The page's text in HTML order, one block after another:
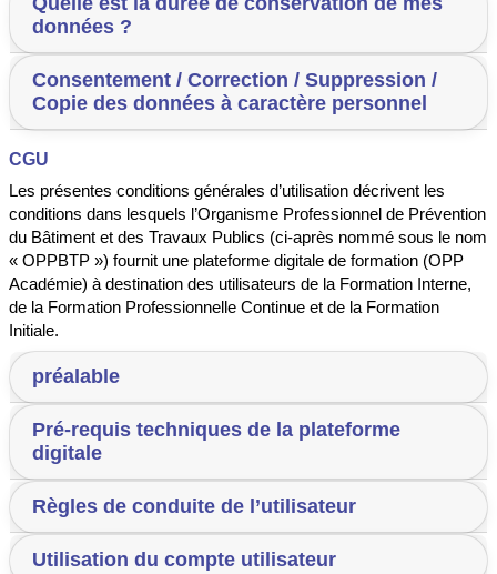
données ?
Consentement / Correction / Suppression /
Copie des données à caractère personnel
CGU
Les présentes conditions générales d’utilisation décrivent les
conditions dans lesquels l’Organisme Professionnel de Prévention
du Bâtiment et des Travaux Publics (ci-après nommé sous le nom
« OPPBTP ») fournit une plateforme digitale de formation (OPP
Académie) à destination des utilisateurs de la Formation Interne,
de la Formation Professionnelle Continue et de la Formation
Initiale.
préalable
Pré-requis techniques de la plateforme
digitale
Règles de conduite de l’utilisateur
Utilisation du compte utilisateur